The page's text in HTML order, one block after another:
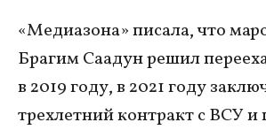
«Медиазона» писала, что
Брагим Саадун решил
в 2019 году, в 2021 году
трехлетний контракт с ВСУ